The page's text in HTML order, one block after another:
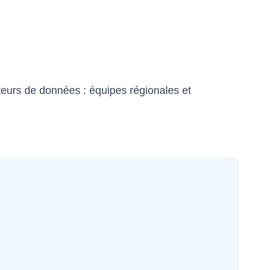
de données : équipes régionales et